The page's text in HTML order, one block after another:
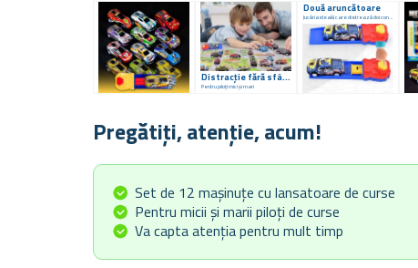
Distracție fără sfârșit
Pentru piloți mici și mari
Două aruncătoare
Jucăria ideală care distrează doi concurenți în același timp
Pregătiți, atenție, acum!
Set de 12 mașinuțe cu lansatoare de curse
Pentru micii și marii piloți de curse
Va capta atenția pentru mult timp